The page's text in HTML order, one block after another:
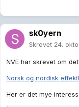
sk0yern
Skrevet 24.
NVE har skrevet om
Norsk og nordisk
Her er det mye